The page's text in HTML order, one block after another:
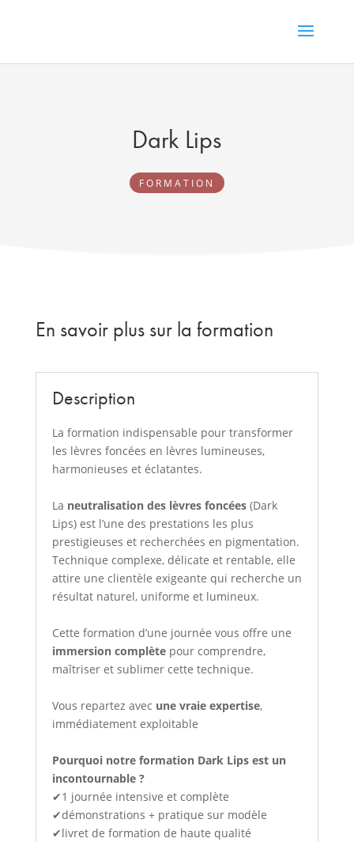
Dark Lips
FORMATION
En savoir plus sur la formation
Description
La formation indispensable pour transformer
les lèvres foncées en lèvres lumineuses,
harmonieuses et éclatantes.
La neutralisation des lèvres foncées(Dark
Lips) est l’une des prestations les plus
prestigieuses et recherchées en pigmentation.
Technique complexe, délicate et rentable, elle
attire une clientèle exigeante qui recherche un
résultat naturel, uniforme et lumineux.
Cette formation d’une journée vous offre une
immersion complètepour comprendre,
maîtriser et sublimer cette technique.
Vous repartez avec une vraie expertise,
immédiatement exploitable
Pourquoi notre formation Dark Lips est un
incontournable ?
✔1 journée intensive et complète
✔démonstrations + pratique sur modèle
✔livret de formation de haute qualité